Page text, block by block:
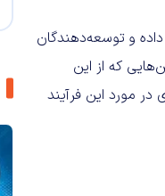
و توسعه‌دهندگان
که از این
مورد این فرآیند